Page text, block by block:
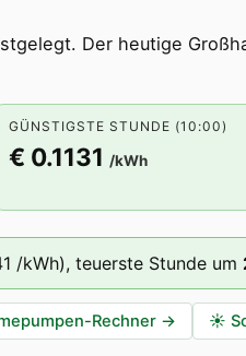
Der heutige
GÜNSTIGSTE STUNDE (10:00)
€ 0.1131 /kWh
/kWh), teuerste Stunde um
Rechner → ☀️